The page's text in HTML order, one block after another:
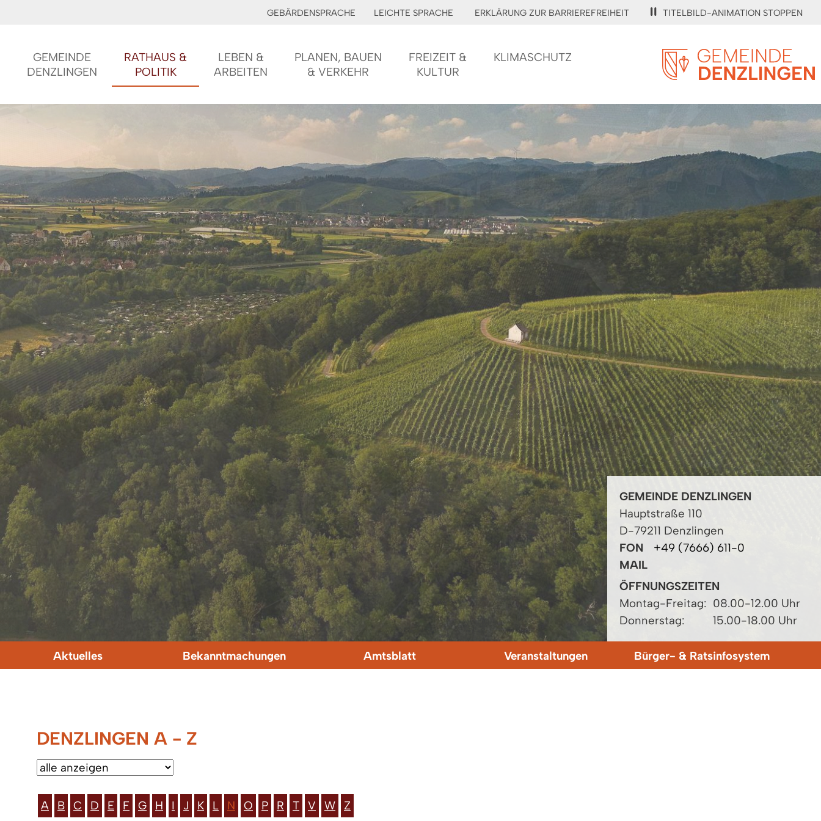
GEBÄRDENSPRACHE LEICHTE SPRACHE ERKLÄRUNG ZUR BARRIEREFREIHEIT TITELBILD-ANIMATION STOPPEN
GEMEINDE
DENZLINGEN
RATHAUS &
POLITIK
LEBEN &
ARBEITEN
PLANEN, BAUEN
& VERKEHR
FREIZEIT &
KULTUR
KLIMASCHUTZ
GEMEINDE DENZLINGEN
Hauptstraße 110
D-79211 Denzlingen
FON
+49 (7666) 611-0
MAIL
ÖFFNUNGSZEITEN
Montag-Freitag: 08.00-12.00 Uhr
Donnerstag:
15.00-18.00 Uhr
Aktuelles Bekanntmachungen Amtsblatt Veranstaltungen Bürger- & Ratsinfosystem
DENZLINGEN A - Z
A B C D E F G H I J K L N O P R T V W Z